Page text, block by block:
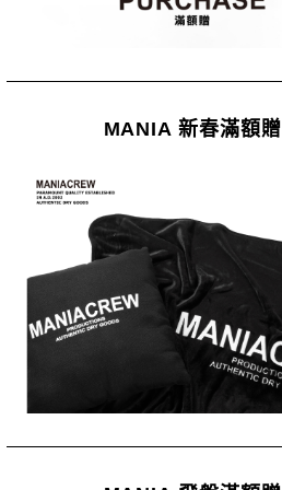
MANIA 新春滿額贈